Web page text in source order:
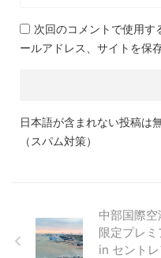
次回のコメントで使用す
ールアドレス、サイトを保存
日本語が含まれない投稿は
（スパム対策）
中部国際
限定プレ
in セント